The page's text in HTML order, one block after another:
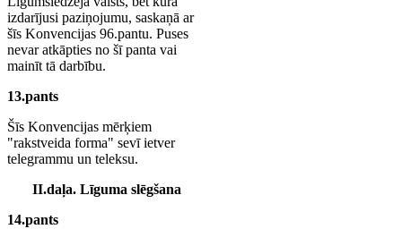
izdarījusi paziņojumu, saskaņā ar
šīs Konvencijas 96.pantu. Puses
nevar atkāpties no šī panta vai
mainīt tā darbību.
13.pants
Šīs Konvencijas mērķiem
"rakstveida forma" sevī ietver
telegrammu un teleksu.
II.daļa. Līguma slēgšana
14.pants